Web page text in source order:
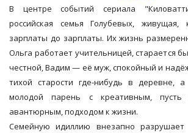
В центре событий сериала
российская семья Голубевых, живущая,
зарплаты до зарплаты. Их жизнь
Ольга работает учительницей, старается
честной, Вадим — её муж, спокойный и
тихой старости где-нибудь в
молодой парень с креативным,
авантюрным, подходом к жизни.
Семейную идиллию внезапно разрушает